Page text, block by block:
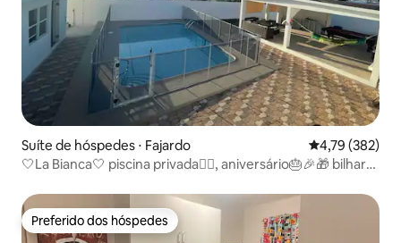
Suíte de hóspedes ⋅ Fajardo 4,79 de uma
4,79 (382)
🤍La Bianca🤍 piscina privada🏊🏼, aniversário🎂🎉🎁 bilhar
Preferido dos hóspedes
Preferido dos hóspedes